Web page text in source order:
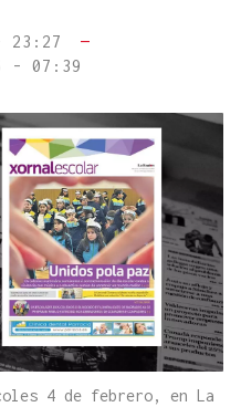
23:27
—
- 07:39
4 de febrero, en La